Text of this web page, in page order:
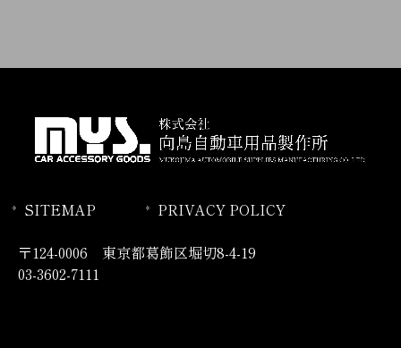
SITEMAP PRIVACY POLICY
〒124-0006 東京都葛飾区堀切8-4-19
03-3602-7111